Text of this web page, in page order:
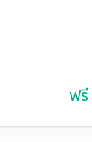
ม เพื่อใช้ชีวิต
!
ฟรี